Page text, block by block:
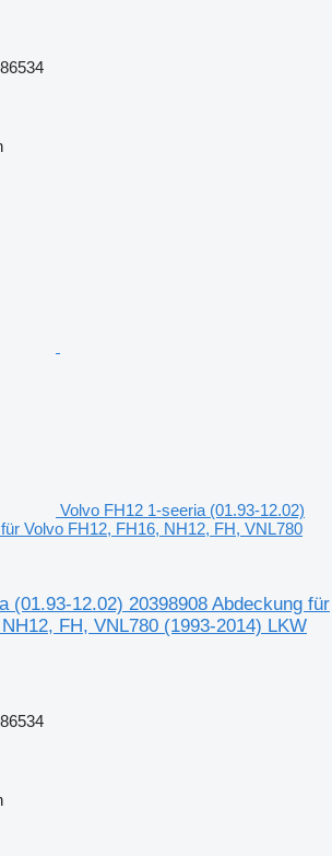
Volvo FH12 1-seeria (01.93-12.02)
Volvo FH12, FH16, NH12, FH, VNL780
(01.93-12.02) 20398908 Abdeckung für
FH, VNL780 (1993-2014) LKW